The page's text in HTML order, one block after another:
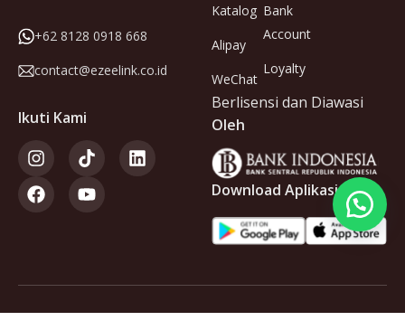
+62 8128 0918 668
contact@ezeelink.co.id
Ikuti Kami
Katalog
Alipay
WeChat
Bank
Account
Loyalty
Berlisensi dan Diawasi
Oleh
Download Aplikasi